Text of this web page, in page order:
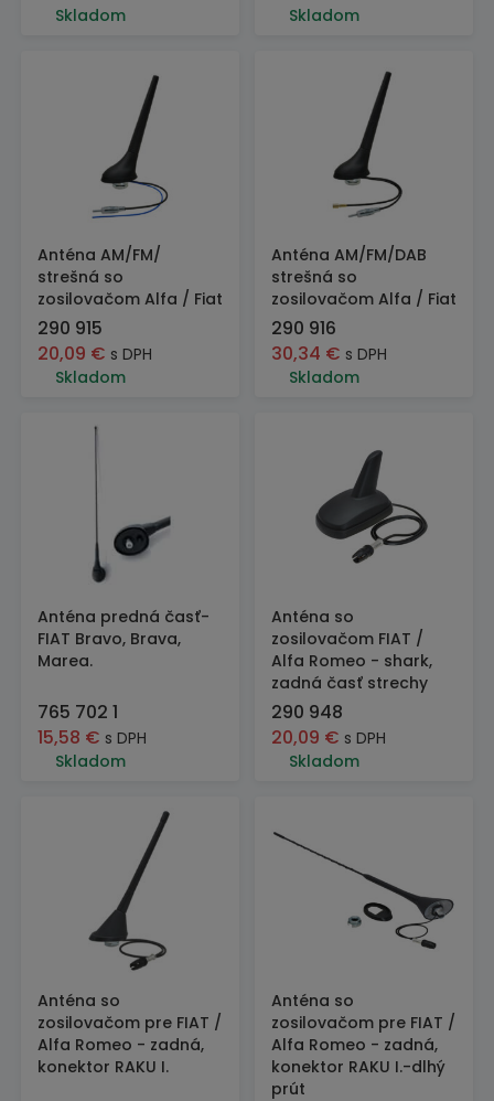
Skladom
Skladom
Anténa AM/FM/
strešná so
zosilovačom Alfa / Fiat
290 915
20,09 € s DPH
Skladom
Anténa AM/FM/DAB
strešná so
zosilovačom Alfa / Fiat
290 916
30,34 € s DPH
Skladom
Anténa predná časť-
FIAT Bravo, Brava,
Marea.
765 702 1
15,58 € s DPH
Skladom
Anténa so
zosilovačom FIAT /
Alfa Romeo - shark,
zadná časť strechy
290 948
20,09 € s DPH
Skladom
Anténa so
zosilovačom pre FIAT /
Alfa Romeo - zadná,
konektor RAKU I.
Anténa so
zosilovačom pre FIAT /
Alfa Romeo - zadná,
konektor RAKU I.-dlhý
prút